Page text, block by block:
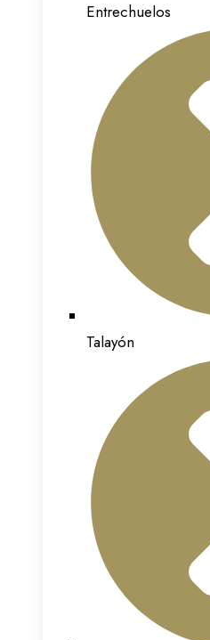
Entrechuelos
Talayón